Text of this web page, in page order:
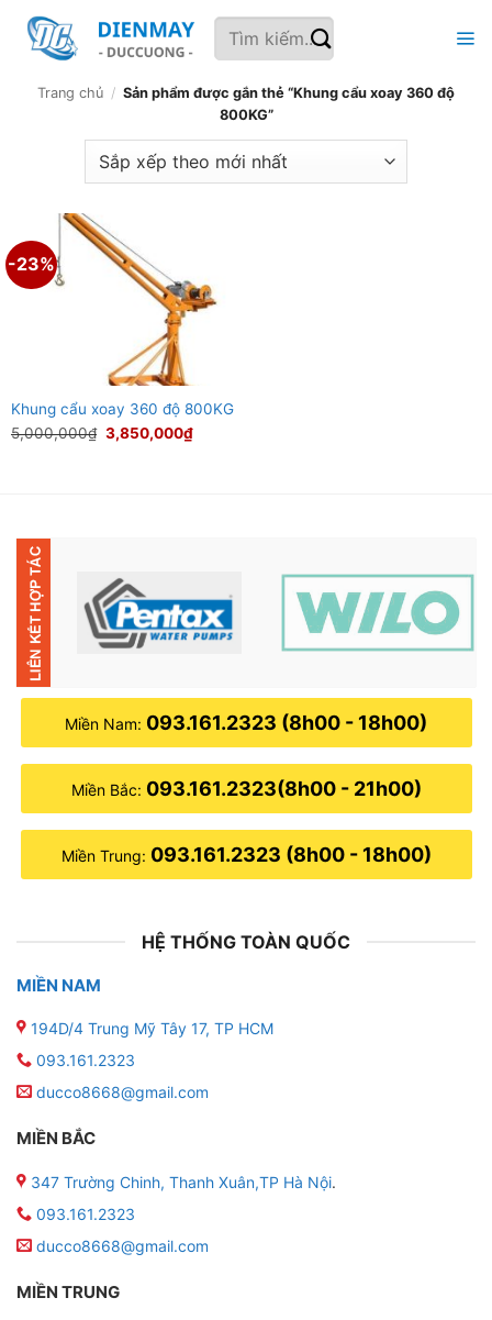
qua
dung
Tìm
kiếm:
Trang chủ / Sản phẩm được gắn thẻ “Khung cẩu xoay 360 độ
800KG”
-23%
Khung cẩu xoay 360 độ 800KG
5,000,000₫ Giá
gốc
3,850,000₫Giá
Miền Nam: 093.161.2323 (8h00 - 18h00)
Miền Bắc: 093.161.2323(8h00 - 21h00)
Miền Trung: 093.161.2323 (8h00 - 18h00)
HỆ THỐNG TOÀN QUỐC
MIỀN NAM
194D/4 Trung Mỹ Tây 17, TP HCM
093.161.2323
ducco8668@gmail.com
MIỀN BẮC
347 Trường Chinh, Thanh Xuân,TP Hà Nội.
093.161.2323
ducco8668@gmail.com
MIỀN TRUNG